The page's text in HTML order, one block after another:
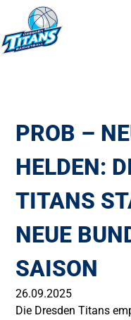
PROB –
HELDEN:
TITANS
NEUE
SAISON
26.09.2025
Die Dresden Titans